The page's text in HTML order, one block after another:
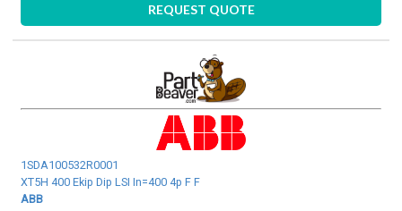
REQUEST QUOTE
1SDA100532R0001
XT5H 400 Ekip Dip LSI In=400 4p F F
ABB